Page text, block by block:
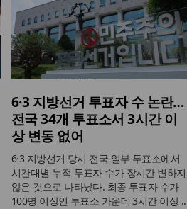
6·3 지방선거 투표자 수 논란…
전국 34개 투표소서 3시간 이
상 변동 없어
6·3 지방선거 당시 전국 일부 투표소에서
시간대별 누적 투표자 수가 장시간 변하지
않은 것으로 나타났다. 최종 투표자 수가
100명 이상인 투표소 가운데 3시간 이상 ..